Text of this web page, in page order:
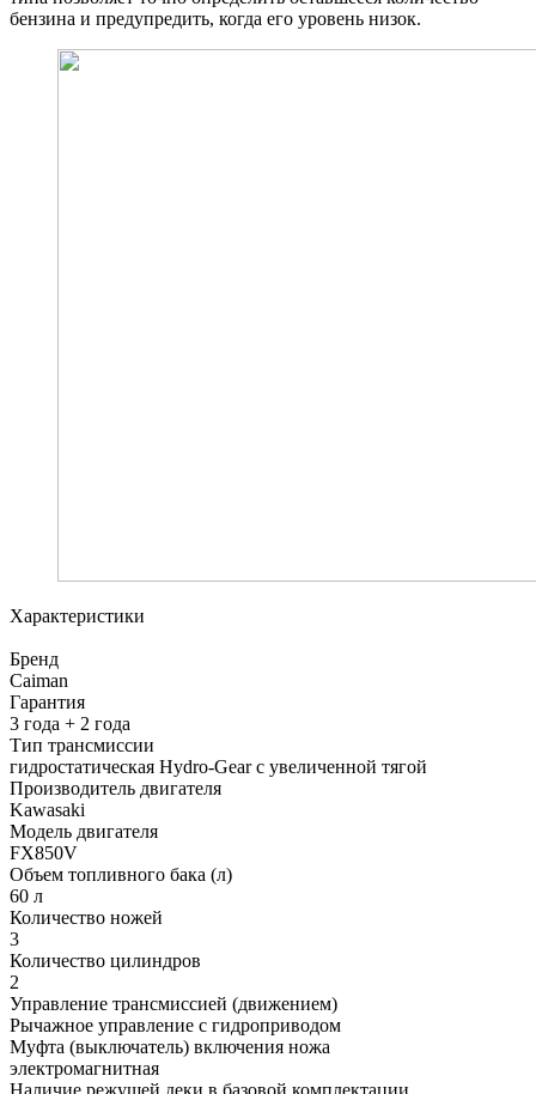
бензина и предупредить, когда его уровень низок.
Характеристики
Бренд
Caiman
Гарантия
3 года + 2 года
Тип трансмиссии
гидростатическая Hydro-Gear с увеличенной тягой
Производитель двигателя
Kawasaki
Модель двигателя
FX850V
Объем топливного бака (л)
60 л
Количество ножей
3
Количество цилиндров
2
Управление трансмиссией (движением)
Рычажное управление с гидроприводом
Муфта (выключатель) включения ножа
электромагнитная
Наличие режущей деки в базовой комплектации